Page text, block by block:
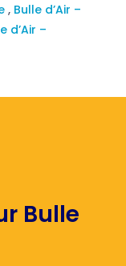
, Bulle d’Air –
d’Air –
Bulle